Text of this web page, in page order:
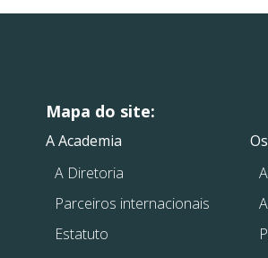
Mapa do site:
A Academia
A Diretoria
Parceiros internacionais
Estatuto